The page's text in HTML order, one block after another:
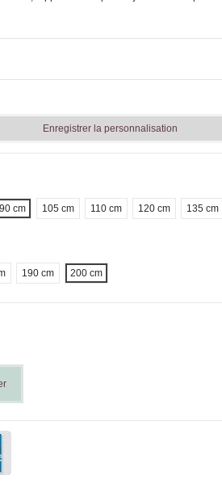
Enregistrer la personnalisation
90 cm 105 cm 110 cm 120 cm 135 cm
190 cm 200 cm